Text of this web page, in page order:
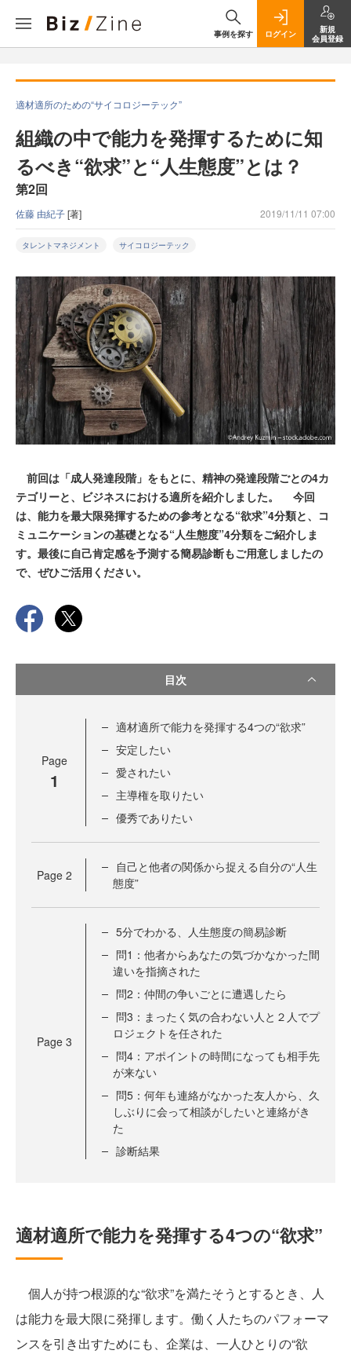
事例を探す ログイン
新規
会員登録
適材適所のための“サイコロジーテック”
組織の中で能力を発揮するために知
るべき“欲求”と“人生態度”とは？
第2回
佐藤 由紀子[著] 2019/11/11 07:00
タレントマネジメント サイコロジーテック
前回は「成人発達段階」をもとに、精神の発達段階ごとの4カ
テゴリーと、ビジネスにおける適所を紹介しました。 今回
は、能力を最大限発揮するための参考となる“欲求”4分類と、コ
ミュニケーションの基礎となる“人生態度”4分類をご紹介しま
す。最後に自己肯定感を予測する簡易診断もご用意しましたの
で、ぜひご活用ください。
目次
Page
1
適材適所で能力を発揮する4つの“欲求”
安定したい
愛されたい
主導権を取りたい
優秀でありたい
Page 2
自己と他者の関係から捉える自分の“人生
態度”
Page 3
5分でわかる、人生態度の簡易診断
問1：他者からあなたの気づかなかった間
違いを指摘された
問2：仲間の争いごとに遭遇したら
問3：まったく気の合わない人と２人でプ
ロジェクトを任された
問4：アポイントの時間になっても相手先
が来ない
問5：何年も連絡がなかった友人から、久
しぶりに会って相談がしたいと連絡がき
た
診断結果
適材適所で能力を発揮する4つの“欲求”
個人が持つ根源的な“欲求”を満たそうとするとき、人
は能力を最大限に発揮します。働く人たちのパフォーマ
ンスを引き出すためにも、企業は、一人ひとりの“欲